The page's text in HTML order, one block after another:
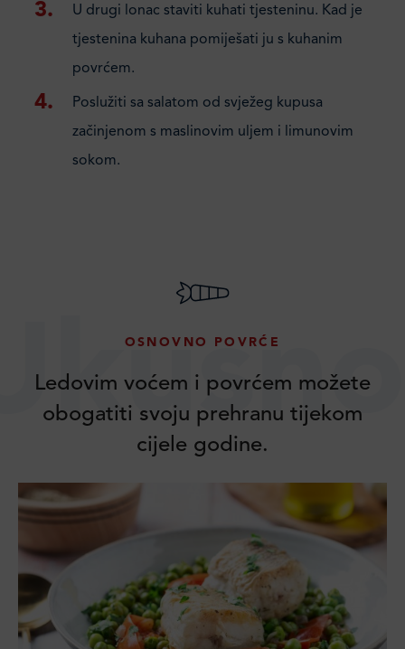
U drugi lonac staviti kuhati tjesteninu. Kad je
tjestenina kuhana pomiješati ju s kuhanim
povrćem.
Poslužiti sa salatom od svježeg kupusa
začinjenom s maslinovim uljem i limunovim
sokom.
OSNOVNO POVRĆE
Ledovim voćem i povrćem možete
obogatiti svoju prehranu tijekom
cijele godine.